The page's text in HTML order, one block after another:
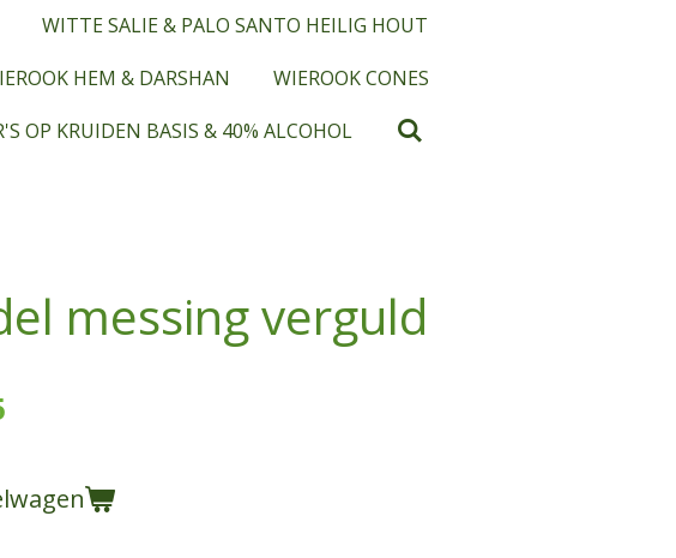
WITTE SALIE & PALO SANTO HEILIG HOUT
HEM & DARSHAN
WIEROOK CONES
OP KRUIDEN BASIS & 40% ALCOHOL
messing verguld